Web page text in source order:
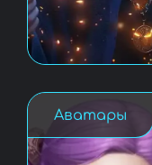
Аватары